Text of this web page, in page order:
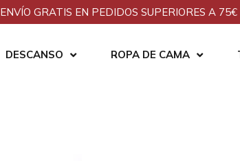
ENVÍO GRATIS EN PEDIDOS SUPERIORES A 75€
DESCANSO ROPA DE CAMA